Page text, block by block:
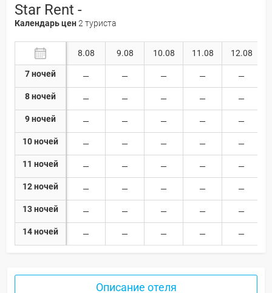
Star Rent -
Календарь цен2 туриста
7 ночей
8 ночей
9 ночей
10 ночей
11 ночей
12 ночей
13 ночей
14 ночей
8.08 9.08 10.08 11.08 12.08
Описание отеля